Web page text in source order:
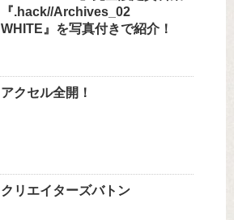
『.hack//Archives_02
WHITE』を写真付きで紹介！
アクセル全開！
クリエイターズバトン